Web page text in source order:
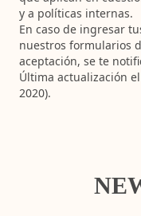
y a políticas internas.
En caso de ingresar
nuestros formularios
aceptación, se te
Última actualización
2020).